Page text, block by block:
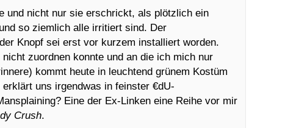
und nicht nur sie erschrickt, als plötzlich ein
so ziemlich alle irritiert sind. Der
Knopf sei erst vor kurzem installiert worden.
zuordnen konnte und an die ich mich nur
kommt heute in leuchtend grünem Kostüm
uns irgendwas in feinster €dU-
Eine der Ex-Linken eine Reihe vor mir
Crush.